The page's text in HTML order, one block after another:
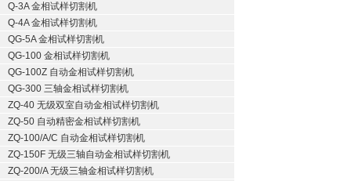
Q-3A 金相试样切割机
Q-4A 金相试样切割机
QG-5A 金相试样切割机
QG-100 金相试样切割机
QG-100Z 自动金相试样切割机
QG-300 三轴金相试样切割机
ZQ-40 无级双室自动金相试样切割机
ZQ-50 自动精密金相试样切割机
ZQ-100/A/C 自动金相试样切割机
ZQ-150F 无级三轴自动金相试样切割机
ZQ-200/A 无级三轴金相试样切割机